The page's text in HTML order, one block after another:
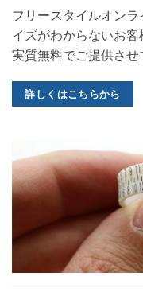
フリースタイルオン
イズがわからないお
実質無料でご提供させ
詳しくはこちらから